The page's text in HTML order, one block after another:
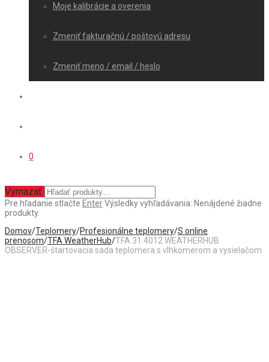
Moje kalibrácie a overenia
Zmeniť fakturačnú / poštovú adresu
Zmeniť meno / email / heslo
0
Vymazať
Pre hľadanie stlačte EnterVýsledky vyhľadávania: Nenájdené žiadne
produkty.
Domov/Teplomery/Profesionálne teplomery/S online
prenosom/TFA WeatherHub/TFA 31.4012 WEATHERHUB
OBSERVER-štartovacia sada teplomera s vlhkomerom a vysielačom